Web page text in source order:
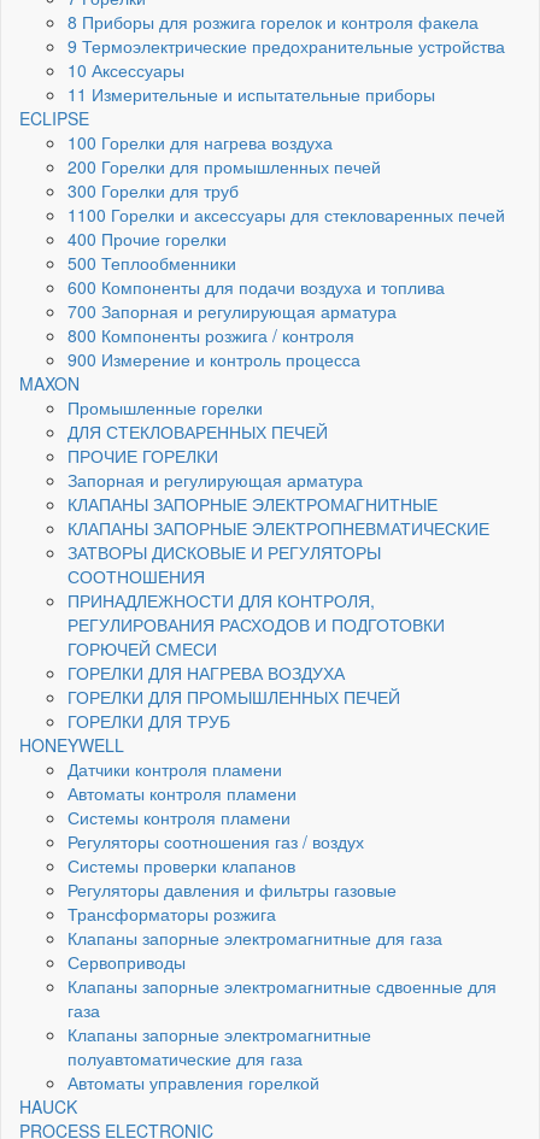
8 Приборы для розжига горелок и контроля факела
9 Термоэлектрические предохранительные устройства
10 Аксессуары
11 Измерительные и испытательные приборы
ECLIPSE
100 Горелки для нагрева воздуха
200 Горелки для промышленных печей
300 Горелки для труб
1100 Горелки и аксессуары для стекловаренных печей
400 Прочие горелки
500 Теплообменники
600 Компоненты для подачи воздуха и топлива
700 Запорная и регулирующая арматура
800 Компоненты розжига / контроля
900 Измерение и контроль процесса
MAXON
Промышленные горелки
ДЛЯ СТЕКЛОВАРЕННЫХ ПЕЧЕЙ
ПРОЧИЕ ГОРЕЛКИ
Запорная и регулирующая арматура
КЛАПАНЫ ЗАПОРНЫЕ ЭЛЕКТРОМАГНИТНЫЕ
КЛАПАНЫ ЗАПОРНЫЕ ЭЛЕКТРОПНЕВМАТИЧЕСКИЕ
ЗАТВОРЫ ДИСКОВЫЕ И РЕГУЛЯТОРЫ
СООТНОШЕНИЯ
ПРИНАДЛЕЖНОСТИ ДЛЯ КОНТРОЛЯ,
РЕГУЛИРОВАНИЯ РАСХОДОВ И ПОДГОТОВКИ
ГОРЮЧЕЙ СМЕСИ
ГОРЕЛКИ ДЛЯ НАГРЕВА ВОЗДУХА
ГОРЕЛКИ ДЛЯ ПРОМЫШЛЕННЫХ ПЕЧЕЙ
ГОРЕЛКИ ДЛЯ ТРУБ
HONEYWELL
Датчики контроля пламени
Автоматы контроля пламени
Системы контроля пламени
Регуляторы соотношения газ / воздух
Системы проверки клапанов
Регуляторы давления и фильтры газовые
Трансформаторы розжига
Клапаны запорные электромагнитные для газа
Сервоприводы
Клапаны запорные электромагнитные сдвоенные для
газа
Клапаны запорные электромагнитные
полуавтоматические для газа
Автоматы управления горелкой
HAUCK
PROCESS ELECTRONIC